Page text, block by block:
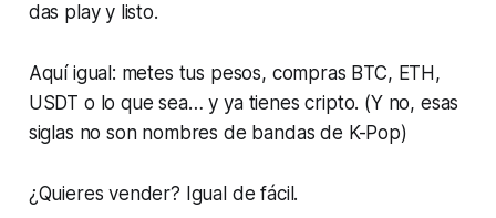
das play y listo.
Aquí igual: metes tus pesos, compras BTC, ETH,
USDT o lo que sea… y ya tienes cripto. (Y no, esas
siglas no son nombres de bandas de K-Pop)
¿Quieres vender? Igual de fácil.